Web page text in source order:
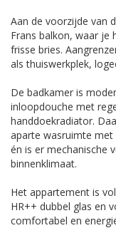
Aan de voorzijde van
Frans balkon, waar je
frisse bries.
als thuiswerkplek,
De badkamer is
inloopdouche met
handdoekradiator.
aparte wasruimte met
én is er mechanische
binnenklimaat.
Het appartement is
HR++ dubbel glas en
comfortabel en